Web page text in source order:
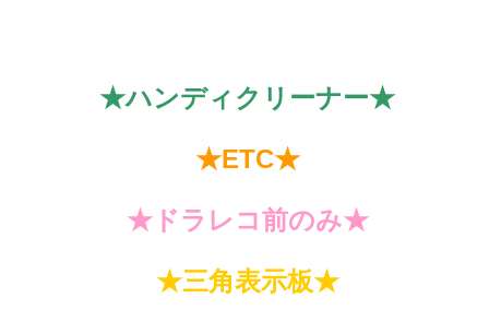
★ハンディクリーナー★
★ETC★
★ドラレコ前のみ★
★三角表示板★